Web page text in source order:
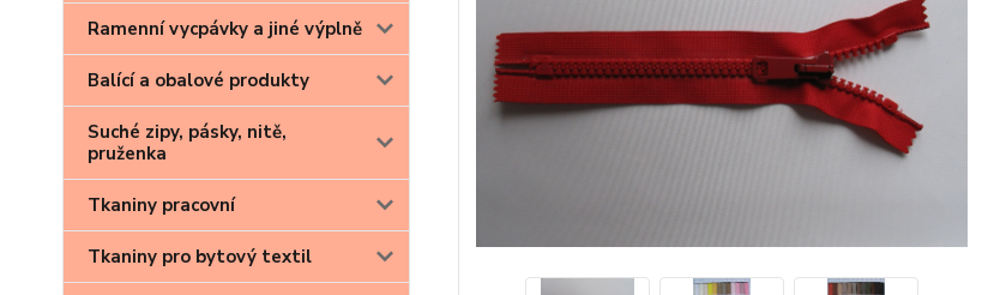
Ramenní vycpávky a jiné výplně
Balící a obalové produkty
Suché zipy, pásky, nitě,
pruženka
Tkaniny pracovní
Tkaniny pro bytový textil